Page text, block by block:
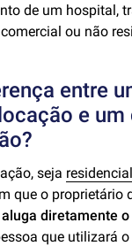
de um hospital,
ou não
entre
e um
seja residencial
que o proprietário
aluga diretamente
que utilizará